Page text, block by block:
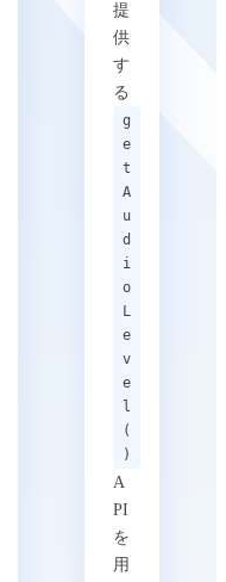
提
供
す
る
g
e
t
A
u
d
i
o
L
e
v
e
l
(
)
A
PI
を
用